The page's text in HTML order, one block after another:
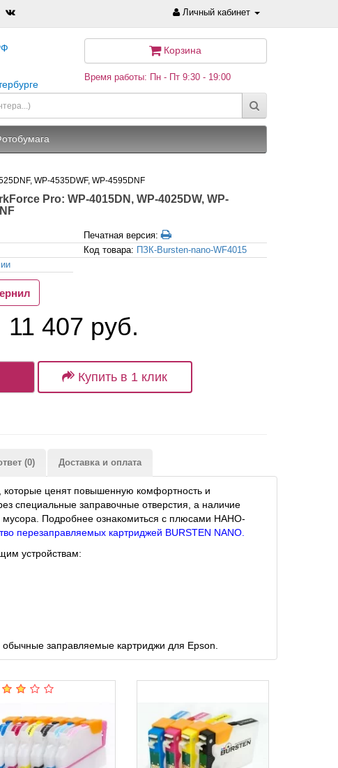
Личный кабинет
Корзина
Время работы: Пн - Пт 9:30 - 19:00
WP-4535DWF, WP-4595DNF
Pro: WP-4015DN, WP-4025DW, WP-
Печатная версия:
Код товара: ПЗК-Bursten-nano-WF4015
11 407 руб.
Купить в 1 клик
(0) Доставка и оплата
ценят повышенную комфортность и
специальные заправочные отверстия, а наличие
Подробнее ознакомиться с плюсами НАНО-
перезаправляемых картриджей BURSTEN NANO.
устройствам:
заправляемые картриджи для Epson.